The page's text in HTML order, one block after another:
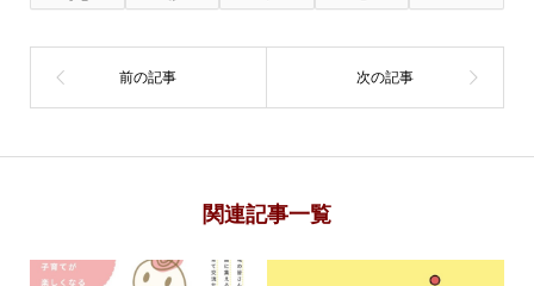
関連記事一覧